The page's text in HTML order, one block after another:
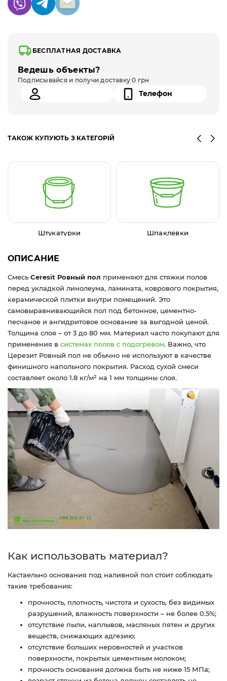
БЕСПЛАТНАЯ ДОСТАВКА
Ведешь объекты?
Подписывайся и получи доставку 0 грн
ТАКОЖ КУПУЮТЬ З КАТЕГОРІЙ
Штукатурки Шпаклевки
ОПИСАНИЕ
Смесь Ceresit Ровный пол применяют для стяжки полов
перед укладкой линолеума, ламината, коврового покрытия,
керамической плитки внутри помещений. Это
самовыравнивающийся пол под бетонное, цементно-
песчаное и ангидритовое основание за выгодной ценой.
Толщина слоя – от 3 до 80 мм. Материал часто покупают для
применения в системах полов с подогревом. Важно, что
Церезит Ровный пол не обычно не используют в качестве
финишного напольного покрытия. Расход сухой смеси
составляет около 1.8 кг/м² на 1 мм толщины слоя.
Как использовать материал?
Кастаельно основания под наливной пол стоит соблюдать
такие требования:
прочность, плотность, чистота и сухость, без видимых
разрушений, влажность поверхности – не более 0.5%;
отсутствие пыли, наплывов, масляных пятен и других
веществ, снижающих адгезию;
отсутствие больших неровностей и участков
поверхности, покрытых цементным молоком;
прочность основания должна быть не ниже 15 МПа;